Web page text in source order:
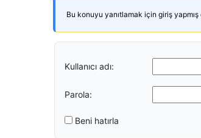
Bu konuyu yanıtlamak için giriş yapmış
Kullanıcı adı:
Parola:
Beni hatırla